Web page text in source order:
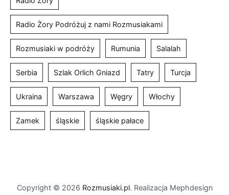
Radio Żory Podróżuj z nami Rozmusiakami
Rozmusiaki w podróży Rumunia Salalah
Serbia Szlak Orlich Gniazd Tatry Turcja
Ukraina Warszawa Węgry Włochy
Zamek śląskie śląskie pałace
Copyright © 2026 Rozmusiaki.pl. Realizacja Mephdesign